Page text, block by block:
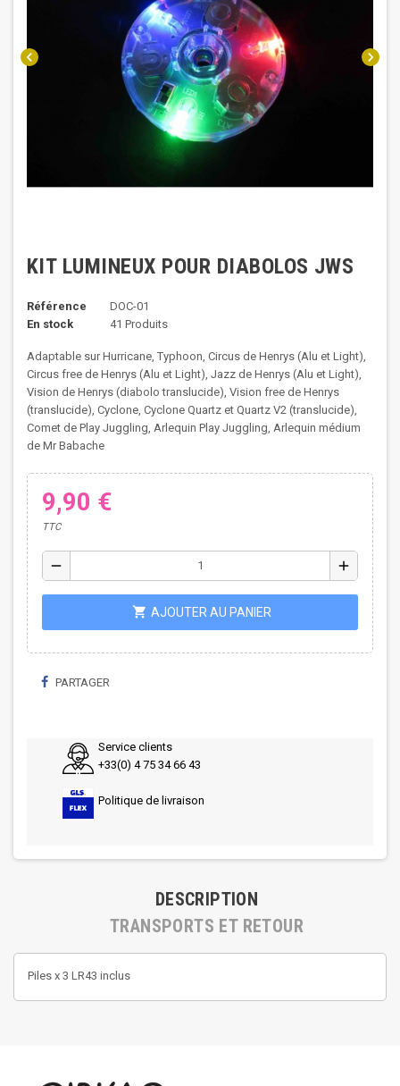
chevron_left chevron_right
KIT LUMINEUX POUR DIABOLOS JWS
Référence
DOC-01
En stock
41 Produits
Adaptable sur Hurricane, Typhoon, Circus de Henrys (Alu et Light),
Circus free de Henrys (Alu et Light), Jazz de Henrys (Alu et Light),
Vision de Henrys (diabolo translucide), Vision free de Henrys
(translucide), Cyclone, Cyclone Quartz et Quartz V2 (translucide),
Comet de Play Juggling, Arlequin Play Juggling, Arlequin médium
de Mr Babache
9,90 €
TTC
remove add
shopping_cart AJOUTER AU PANIER
PARTAGER
Service clients
+33(0) 4 75 34 66 43
Politique de livraison
DESCRIPTION
TRANSPORTS ET RETOUR
Piles x 3 LR43 inclus